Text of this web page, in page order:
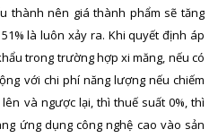
thành nên giá thành phẩm sẽ tăng
là luôn xảy ra. Khi quyết định áp
trong trường hợp xi măng, nếu có
với chi phí năng lượng nếu chiếm
và ngược lại, thì thuế suất 0%, thì
ứng dụng công nghệ cao vào sản